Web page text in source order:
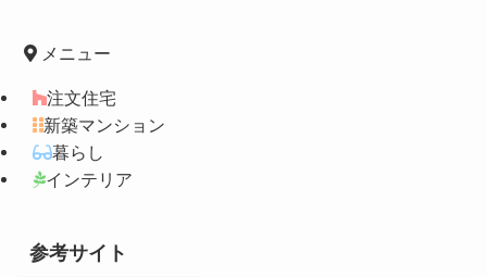
メニュー
注文住宅
新築マンション
暮らし
インテリア
参考サイト